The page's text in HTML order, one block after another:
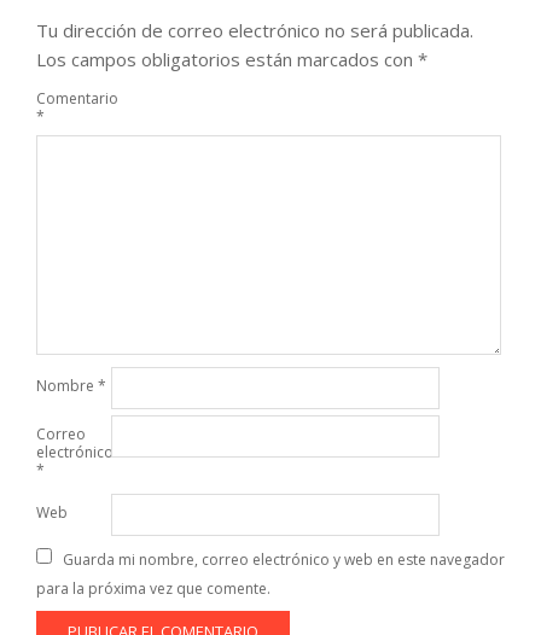
Tu dirección de correo electrónico no será publicada.
Los campos obligatorios están marcados con *
Comentario
*
Nombre *
Correo
electrónico
*
Web
Guarda mi nombre, correo electrónico y web en este navegador
para la próxima vez que comente.